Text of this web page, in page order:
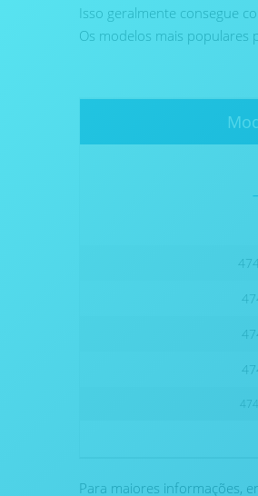
Isso geralmente consegue
Os modelos mais populares
Para maiores informações,